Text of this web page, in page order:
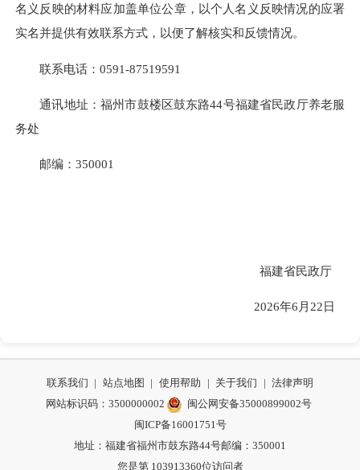
名义反映的材料应加盖单位公章，以个人名义反映情况的应署
实名并提供有效联系方式，以便了解核实和反馈情况。
联系电话：0591-87519591
通讯地址：福州市鼓楼区鼓东路44号福建省民政厅养老服
务处
邮编：350001
福建省民政厅
2026年6月22日
联系我们 | 站点地图 | 使用帮助 | 关于我们 | 法律声明
网站标识码：3500000002
闽公网安备35000899002号
闽ICP备16001751号
地址：福建省福州市鼓东路44号邮编：350001
您是第 103913360位访问者